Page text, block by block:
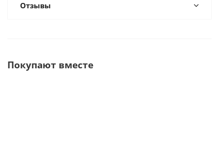
Отзывы
Покупают вместе